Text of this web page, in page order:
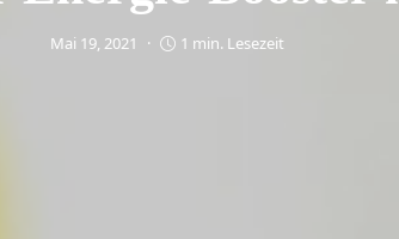
Mai 19, 2021 1 min. Lesezeit